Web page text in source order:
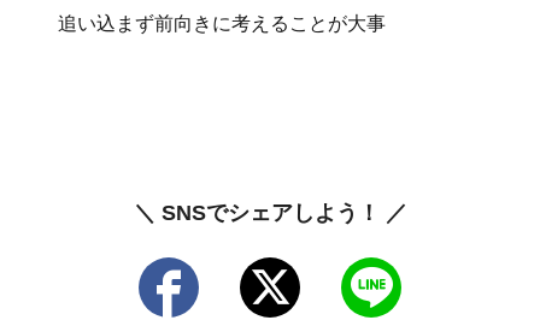
追い込まず前向きに考えることが大事
＼ SNSでシェアしよう！ ／